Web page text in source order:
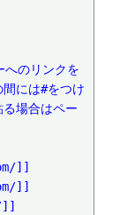
のリンクを
には#をつけ
場合はペー
]]
]]
]]